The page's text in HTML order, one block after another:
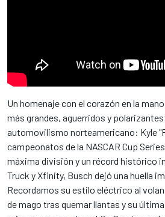
Un homenaje con el corazón en la
más grandes, aguerridos y
automovilismo norteamericano: Kyle
campeonatos de la NASCAR Cup
máxima división y un récord histórico
Truck y Xfinity, Busch dejó una huella
Recordamos su estilo eléctrico al
de mago tras quemar llantas y su